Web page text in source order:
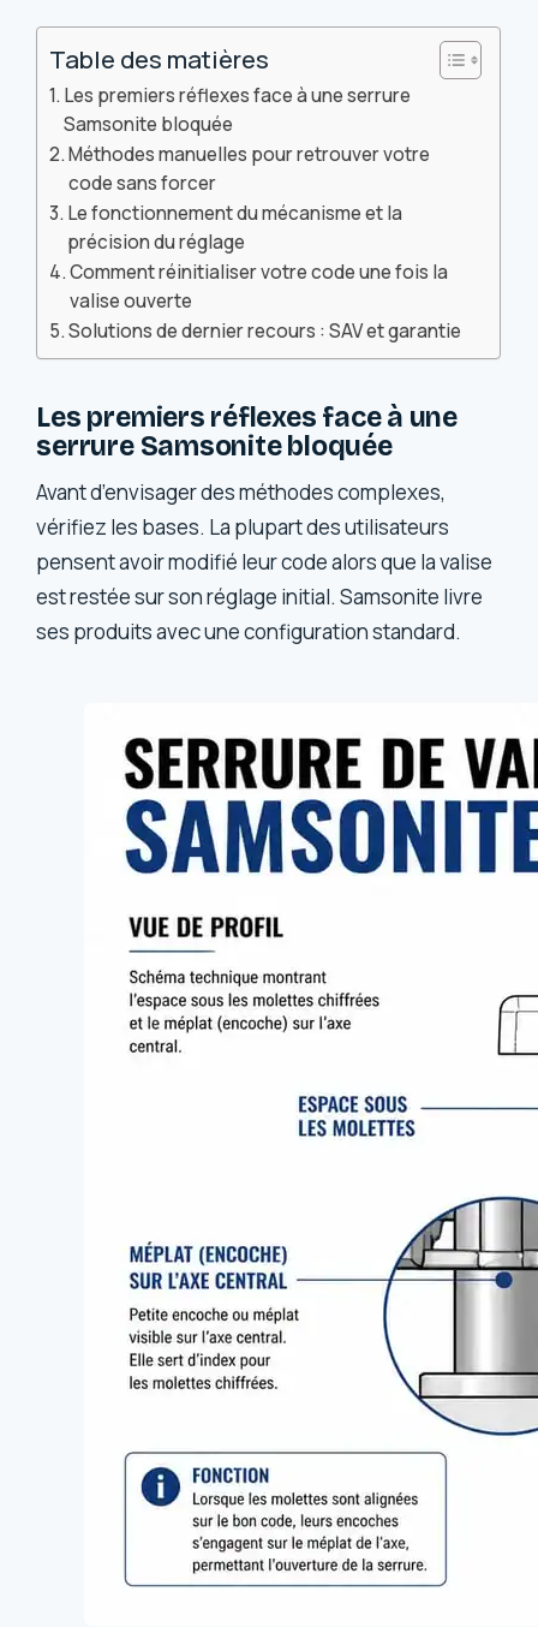
Table des matières
Les premiers réflexes face à une serrure
Samsonite bloquée
Méthodes manuelles pour retrouver votre
code sans forcer
Le fonctionnement du mécanisme et la
précision du réglage
Comment réinitialiser votre code une fois la
valise ouverte
Solutions de dernier recours : SAV et garantie
Les premiers réflexes face à une
serrure Samsonite bloquée
Avant d’envisager des méthodes complexes,
vérifiez les bases. La plupart des utilisateurs
pensent avoir modifié leur code alors que la valise
est restée sur son réglage initial. Samsonite livre
ses produits avec une configuration standard.